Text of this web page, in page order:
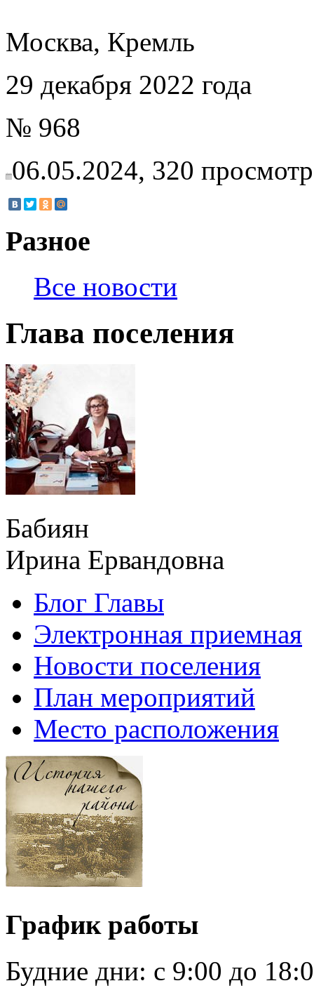
Москва, Кремль
29 декабря 2022 года
№ 968
06.05.2024, 320
Разное
Все новости
Глава поселения
Бабиян
Ирина Ервандовна
Блог Главы
Электронная приемная
Новости поселения
План мероприятий
Место расположения
График работы
Будние дни: c 9:00 до